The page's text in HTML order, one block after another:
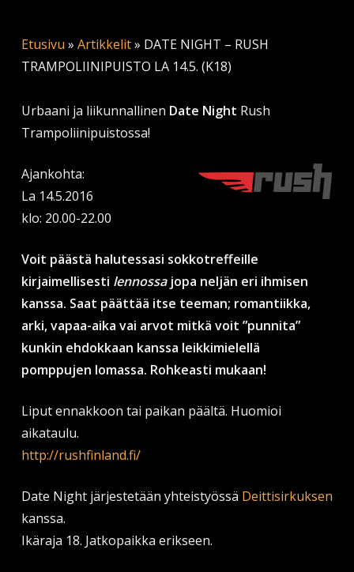
Etusivu » Artikkelit» DATE NIGHT – RUSH
TRAMPOLIINIPUISTO LA 14.5. (K18)
Urbaani ja liikunnallinen Date Night Rush
Trampoliinipuistossa!
Ajankohta:
La 14.5.2016
klo: 20.00-22.00
Voit päästä halutessasi sokkotreffeille
kirjaimellisesti lennossajopa neljän eri ihmisen
kanssa. Saat päättää itse teeman; romantiikka,
arki, vapaa-aika vai arvot mitkä voit ”punnita”
kunkin ehdokkaan kanssa leikkimielellä
pomppujen lomassa. Rohkeasti mukaan!
Liput ennakkoon tai paikan päältä. Huomioi
aikataulu.
http://rushfinland.fi/
Date Night järjestetään yhteistyössä Deittisirkuksen
kanssa.
Ikäraja 18. Jatkopaikka erikseen.